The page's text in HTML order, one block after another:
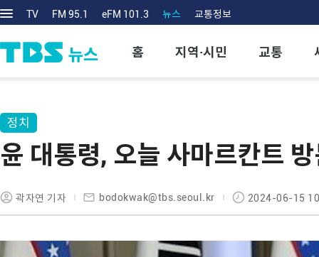
TV FM 95.1 eFM 101.3 뉴스 교통정보
홈 지역·시민 교통
정치
윤 대통령, 오늘 사마르칸트
곽자연 기자 bodokwak@tbs.seoul.kr 2024-06-15